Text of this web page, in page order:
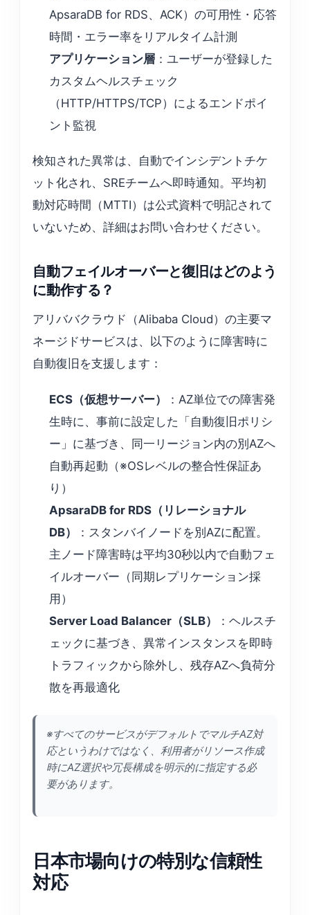
ApsaraDB for RDS、ACK）の可用性・応答
時間・エラー率をリアルタイム計測
アプリケーション層 ：ユーザーが登録した
カスタムヘルスチェック
（HTTP/HTTPS/TCP）によるエンドポイ
ント監視
検知された異常は、自動でインシデントチケ
ット化され、SREチームへ即時通知。平均初
動対応時間（MTTI）は公式資料で明記されて
いないため、詳細はお問い合わせください。
自動フェイルオーバーと復旧はどのよう
に動作する？
アリババクラウド（Alibaba Cloud）の主要マ
ネージドサービスは、以下のように障害時に
自動復旧を支援します：
ECS（仮想サーバー）
：AZ単位での障害発
生時に、事前に設定した「自動復旧ポリシ
ー」に基づき、同一リージョン内の別AZへ
自動再起動（※OSレベルの整合性保証あ
り）
ApsaraDB for RDS（リレーショナル
DB）
：スタンバイノードを別AZに配置。
主ノード障害時は平均30秒以内で自動フェ
イルオーバー（同期レプリケーション採
用）
Server Load Balancer（SLB）
：ヘルスチ
ェックに基づき、異常インスタンスを即時
トラフィックから除外し、残存AZへ負荷分
散を再最適化
※すべてのサービスがデフォルトでマルチAZ対
応というわけではなく、利用者がリソース作成
時にAZ選択や冗長構成を明示的に指定する必
要があります。
日本市場向けの特別な信頼性
対応